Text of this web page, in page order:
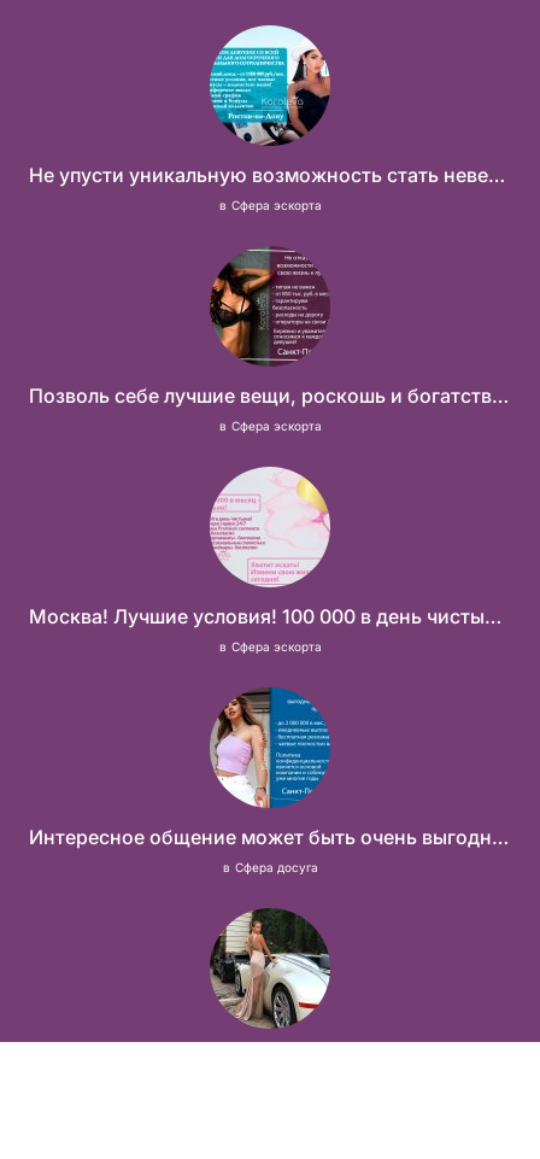
Не упусти уникальную возможность стать невероятно успешной и независимой!
в Сфера эскорта
Позволь себе лучшие вещи, роскошь и богатство. Наши условия тебе понравятся! Действительно отличные условия и поддержка!
в Сфера эскорта
Москва! Лучшие условия! 100 000 в день чистыми!
в Сфера эскорта
Интересное общение может быть очень выгодным! Проверь, и ты не пожалеешь! 2 000 000₽
в Сфера досуга